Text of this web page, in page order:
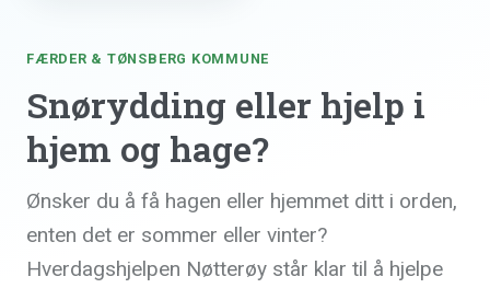
FÆRDER & TØNSBERG KOMMUNE
Snørydding eller hjelp i
hjem og hage?
Ønsker du å få hagen eller hjemmet ditt i orden,
enten det er sommer eller vinter?
Hverdagshjelpen Nøtterøy står klar til å hjelpe